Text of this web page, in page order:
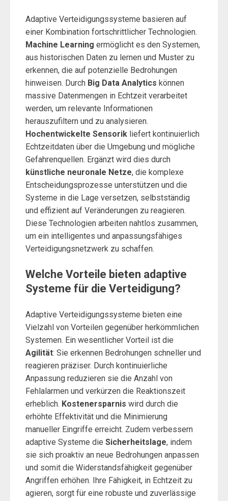
Adaptive Verteidigungssysteme basieren auf
einer Kombination fortschrittlicher Technologien.
Machine Learning ermöglicht es den Systemen,
aus historischen Daten zu lernen und Muster zu
erkennen, die auf potenzielle Bedrohungen
hinweisen. Durch Big Data Analytics können
massive Datenmengen in Echtzeit verarbeitet
werden, um relevante Informationen
herauszufiltern und zu analysieren.
Hochentwickelte Sensorik liefert kontinuierlich
Echtzeitdaten über die Umgebung und mögliche
Gefahrenquellen. Ergänzt wird dies durch
künstliche neuronale Netze, die komplexe
Entscheidungsprozesse unterstützen und die
Systeme in die Lage versetzen, selbstständig
und effizient auf Veränderungen zu reagieren.
Diese Technologien arbeiten nahtlos zusammen,
um ein intelligentes und anpassungsfähiges
Verteidigungsnetzwerk zu schaffen.
Welche Vorteile bieten adaptive
Systeme für die Verteidigung?
Adaptive Verteidigungssysteme bieten eine
Vielzahl von Vorteilen gegenüber herkömmlichen
Systemen. Ein wesentlicher Vorteil ist die
Agilität: Sie erkennen Bedrohungen schneller und
reagieren präziser. Durch kontinuierliche
Anpassung reduzieren sie die Anzahl von
Fehlalarmen und verkürzen die Reaktionszeit
erheblich. Kostenersparnis wird durch die
erhöhte Effektivität und die Minimierung
manueller Eingriffe erreicht. Zudem verbessern
adaptive Systeme die Sicherheitslage, indem
sie sich proaktiv an neue Bedrohungen anpassen
und somit die Widerstandsfähigkeit gegenüber
Angriffen erhöhen. Ihre Fähigkeit, in Echtzeit zu
agieren, sorgt für eine robuste und zuverlässige